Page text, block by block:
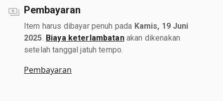
Pembayaran
Item harus dibayar penuh pada Kamis, 19 Juni
2025 Biaya keterlambatanakan dikenakan
setelah tanggal jatuh tempo.
Pembayaran